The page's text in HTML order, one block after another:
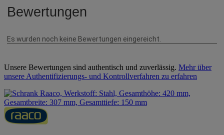
Unsere Bewertungen sind authentisch und zuverlässig. Mehr über
unsere Authentifizierungs- und Kontrollverfahren zu erfahren